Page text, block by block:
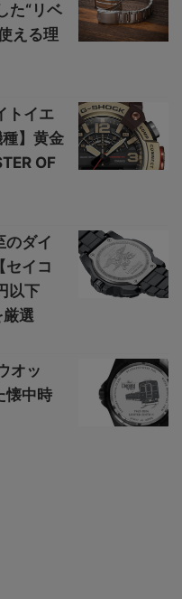
た“リベ
える理
トイエ
】黄金
OF
のダイ
セイコ
以下
厳選
オッ
懐中時